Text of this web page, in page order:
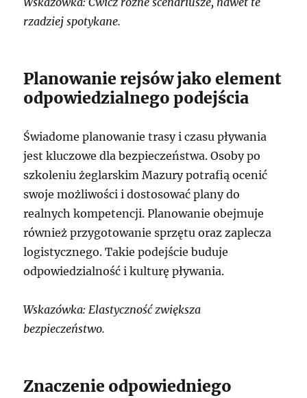
rzadziej spotykane.
Planowanie rejsów jako element
odpowiedzialnego podejścia
Świadome planowanie trasy i czasu pływania
jest kluczowe dla bezpieczeństwa. Osoby po
szkoleniu żeglarskim Mazury potrafią ocenić
swoje możliwości i dostosować plany do
realnych kompetencji. Planowanie obejmuje
również przygotowanie sprzętu oraz zaplecza
logistycznego. Takie podejście buduje
odpowiedzialność i kulturę pływania.
Wskazówka: Elastyczność zwiększa
bezpieczeństwo.
Znaczenie odpowiedniego